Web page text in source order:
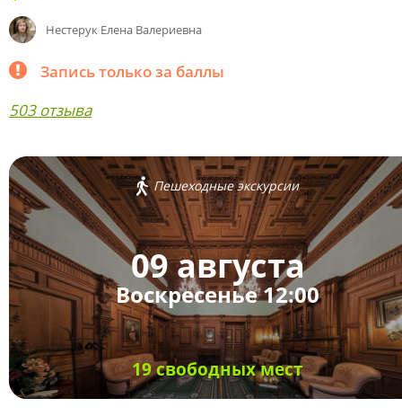
Нестерук Елена Валериевна
Запись только за баллы
503 отзыва
Пешеходные экскурсии
09 августа
Воскресенье 12:00
19 свободных мест